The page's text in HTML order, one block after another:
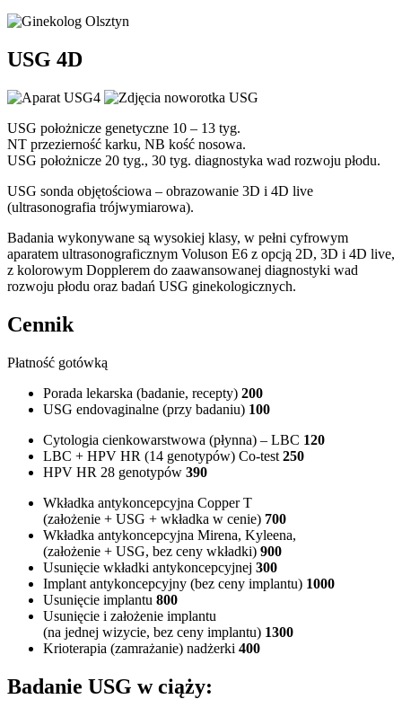
USG 4D
USG położnicze genetyczne 10 – 13 tyg.
NT przezierność karku, NB kość nosowa.
USG położnicze 20 tyg., 30 tyg. diagnostyka wad rozwoju płodu.
USG sonda objętościowa – obrazowanie 3D i 4D live
(ultrasonografia trójwymiarowa).
Badania wykonywane są wysokiej klasy, w pełni cyfrowym
aparatem ultrasonograficznym Voluson E6 z opcją 2D, 3D i 4D live,
z kolorowym Dopplerem do zaawansowanej diagnostyki wad
rozwoju płodu oraz badań USG ginekologicznych.
Cennik
Płatność gotówką
Porada lekarska (badanie, recepty) 200
USG endovaginalne (przy badaniu) 100
Cytologia cienkowarstwowa (płynna) – LBC 120
LBC + HPV HR (14 genotypów) Co-test 250
HPV HR 28 genotypów 390
Wkładka antykoncepcyjna Copper T
(założenie + USG + wkładka w cenie) 700
Wkładka antykoncepcyjna Mirena, Kyleena,
(założenie + USG, bez ceny wkładki) 900
Usunięcie wkładki antykoncepcyjnej 300
Implant antykoncepcyjny (bez ceny implantu) 1000
Usunięcie implantu 800
Usunięcie i założenie implantu
(na jednej wizycie, bez ceny implantu) 1300
Krioterapia (zamrażanie) nadżerki 400
Badanie USG w ciąży: